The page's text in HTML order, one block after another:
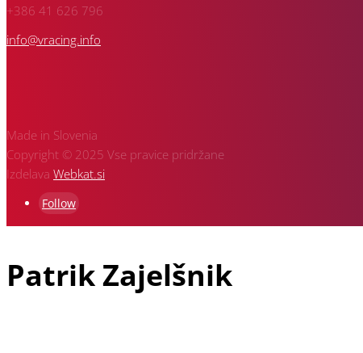
+386 41 626 796
info@vracing.info
Made in Slovenia
Copyright © 2025 Vse pravice pridržane
Izdelava Webkat.si
Follow
Patrik Zajelšnik